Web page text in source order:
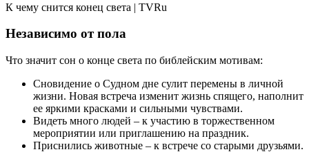
К чему снится конец света | TVRu
Независимо от пола
Что значит сон о конце света по библейским мотивам:
Сновидение о Судном дне сулит перемены в личной
жизни. Новая встреча изменит жизнь спящего, наполнит
ее яркими красками и сильными чувствами.
Видеть много людей – к участию в торжественном
мероприятии или приглашению на праздник.
Приснились животные – к встрече со старыми друзьями.